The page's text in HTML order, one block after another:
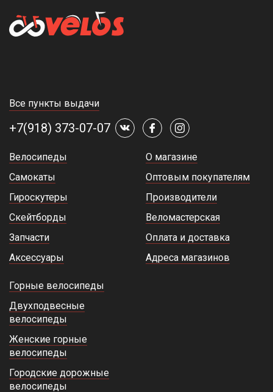
Все пункты выдачи
+7(918) 373-07-07
Велосипеды
Самокаты
Гироскутеры
Скейтборды
Запчасти
Аксессуары
О магазине
Оптовым покупателям
Производители
Веломастерская
Оплата и доставка
Адреса магазинов
Горные велосипеды
Двухподвесные
велосипеды
Женские горные
велосипеды
Городские дорожные
велосипеды